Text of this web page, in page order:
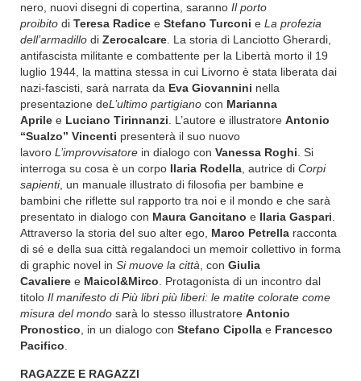
nero, nuovi disegni di copertina, saranno Il porto
proibito di Teresa Radice e Stefano Turconi e La profezia
dell’armadillo di Zerocalcare . La storia di Lanciotto Gherardi,
antifascista militante e combattente per la Libertà morto il 19
luglio 1944, la mattina stessa in cui Livorno è stata liberata dai
nazi-fascisti, sarà narrata da Eva Giovannini nella
presentazione deL’ultimo partigiano con Marianna
Aprile e Luciano Tirinnanzi . L’autore e illustratore Antonio
“Sualzo” Vincenti presenterà il suo nuovo
lavoro L’improvvisatore in dialogo con Vanessa Roghi . Si
interroga su cosa è un corpo Ilaria Rodella , autrice di Corpi
sapienti, un manuale illustrato di filosofia per bambine e
bambini che riflette sul rapporto tra noi e il mondo e che sarà
presentato in dialogo con Maura Gancitano e Ilaria Gaspari
Attraverso la storia del suo alter ego, Marco Petrella racconta
di sé e della sua città regalandoci un memoir collettivo in forma
di graphic novel in Si muove la città , con Giulia
Cavaliere e Maicol&Mirco . Protagonista di un incontro dal
titolo Il manifesto di Più libri più liberi: le matite colorate come
misura del mondo sarà lo stesso illustratore Antonio
Pronostico , in un dialogo con Stefano Cipolla e Francesco
Pacifico
RAGAZZE E RAGAZZI